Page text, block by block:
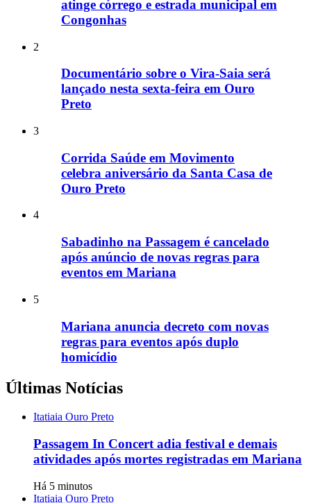
atinge córrego e estrada municipal em
Congonhas
2
Documentário sobre o Vira-Saia será
lançado nesta sexta-feira em Ouro
Preto
3
Corrida Saúde em Movimento
celebra aniversário da Santa Casa de
Ouro Preto
4
Sabadinho na Passagem é cancelado
após anúncio de novas regras para
eventos em Mariana
5
Mariana anuncia decreto com novas
regras para eventos após duplo
homicídio
Últimas Notícias
Itatiaia Ouro Preto
Passagem In Concert adia festival e demais
atividades após mortes registradas em Mariana
Há 5 minutos
Itatiaia Ouro Preto